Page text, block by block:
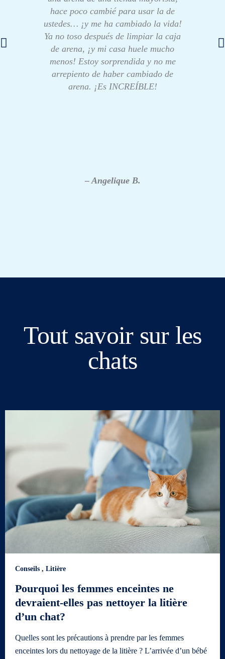
hace poco cambié para usar la de
ustedes… ¡y me ha cambiado la vida!
Ya no toso después de limpiar la caja
de arena, ¡y mi casa huele mucho
menos! Estoy sorprendida y no me
arrepiento de haber cambiado de
arena. ¡Es INCREÍBLE!
– Angelique B.
Tout savoir sur les
chats
Conseils , Litière
Pourquoi les femmes enceintes ne
devraient-elles pas nettoyer la litière
d’un chat?
Quelles sont les précautions à prendre par les femmes
enceintes lors du nettoyage de la litière ? L’arrivée d’un bébé